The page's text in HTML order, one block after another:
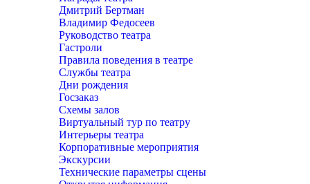
Дмитрий Бертман
Владимир Федосеев
Руководство театра
Гастроли
Правила поведения в театре
Службы театра
Дни рождения
Госзаказ
Схемы залов
Виртуальный тур по театру
Интерьеры театра
Корпоративные мероприятия
Экскурсии
Технические параметры сцены